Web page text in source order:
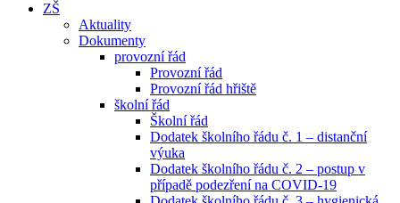
ZŠ
Aktuality
Dokumenty
provozní řád
Provozní řád
Provozní řád hřiště
školní řád
Školní řád
Dodatek školního řádu č. 1 – distanční
výuka
Dodatek školního řádu č. 2 – postup v
případě podezření na COVID-19